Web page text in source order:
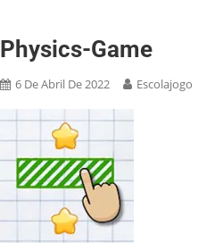
Physics-Game
6 De Abril De 2022 Escolajogo